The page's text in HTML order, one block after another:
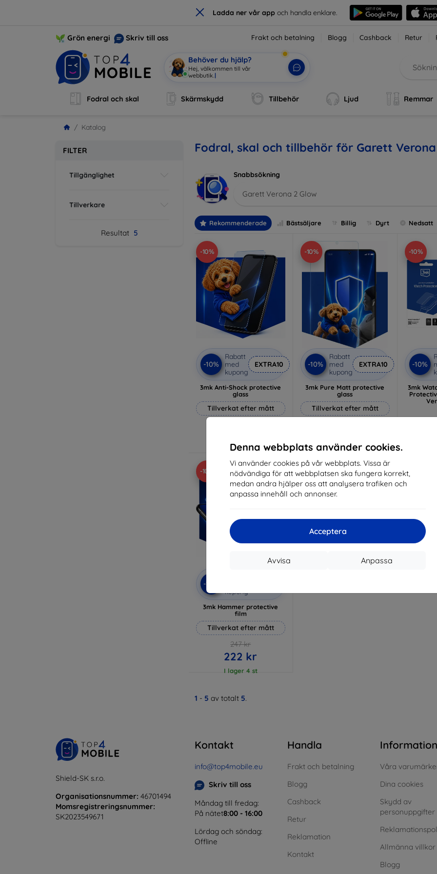
× Ladda ner vår app och handla enklare.
Denna webbplats använder cookies.
Vi använder cookies på vår webbplats. Vissa är
nödvändiga för att webbplatsen ska fungera korrekt,
medan andra hjälper oss att analysera trafiken och
anpassa innehåll och annonser.
Acceptera
Anpassa
Avvisa
Grön energi Skriv till oss Frakt och betalning Blogg Cashback Retur
Behöver du hjälp?
Hej, välkommen till vår
webbuti|
Fodral och skal Skärmskydd Tillbehör Ljud Remmar
Katalog
FILTER
Tillgänglighet
Tillverkare
Resultat 5
Fodral, skal och tillbehör för Garett Verona
Snabbsökning
Garett Verona 2 Glow
Rekommenderade Bästsäljare Billig Dyrt Nedsatt
-10%
-10%
Rabatt
med
kupong
EXTRA10
3mk Anti-Shock protective
glass
Tillverkat efter mått
I lager > 5 st
-10%
-10%
Rabatt
med
kupong
EXTRA10
3mk Pure Matt protective
glass
Tillverkat efter mått
I lager > 5 st
-10%
-10%
3mk
-10%
-10%
kupong
3mk Hammer protective
film
Tillverkat efter mått
247 kr
222 kr
I lager 4 st
1 - 5 av totalt 5.
Shield-SK s.r.o.
Organisationsnummer: 46701494
Momsregistreringsnummer:
SK2023549671
Kontakt
info@top4mobile.eu
Skriv till oss
Måndag till fredag:
På nätet8:00 - 16:00
Lördag och söndag:
Offline
Handla
Frakt och betalning
Blogg
Cashback
Retur
Reklamation
Kontakt
Information
Våra
Dina cookies
Skydd av
personuppgifter
Allmänna villkor
Blogg